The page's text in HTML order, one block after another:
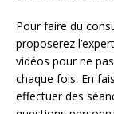
Pour faire du
proposerez
vidéos pour ne
chaque fois. En
effectuer des